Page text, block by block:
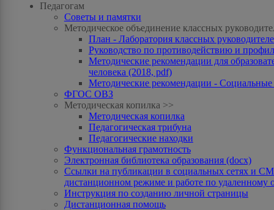
Педагогам
Советы и памятки
Методическое объединение классных
План - Лаборатория классных
Руководство по противодействию и
Методические рекомендации для
человека (2018, pdf)
Методические рекомендации -
ФГОС ОВЗ
Методическая копилка >>
Методическая копилка
Педагогическая трибуна
Педагогические находки
Функциональная грамотность
Электронная библиотека образования (docx)
Ссылки на публикации в социальных сетях и
дистанционном режиме и работе по удаленному
Инструкция по созданию личной страницы
Дистанционная помощь